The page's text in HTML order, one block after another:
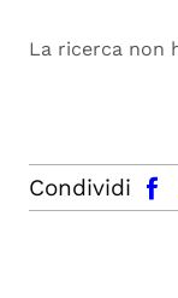
La ricerca non
Condividi
facebook